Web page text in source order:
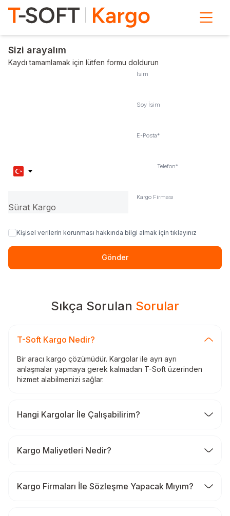
Sizi arayalım
Kaydı tamamlamak için lütfen formu doldurun
İsim
Soy İsim
E-Posta*
Telefon*
Kargo Firması
Kişisel verilerin korunması hakkında bilgi almak için tıklayınız
Gönder
Sıkça Sorulan Sorular
T-Soft Kargo Nedir?
Bir aracı kargo çözümüdür. Kargolar ile ayrı ayrı
anlaşmalar yapmaya gerek kalmadan T-Soft üzerinden
hizmet alabilmenizi sağlar.
Hangi Kargolar İle Çalışabilirim?
Kargo Maliyetleri Nedir?
Kargo Firmaları İle Sözleşme Yapacak Mıyım?